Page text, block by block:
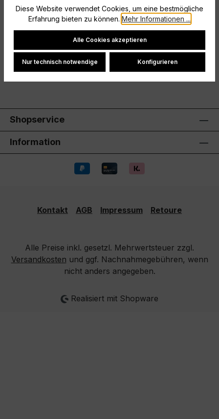
Beschreibung
Ohne InnenslipElastischer Bund mit Kordelzug
Bewertungen
Shopservice
Information
Kontakt AGB Impressum Retoure
Alle Preise inkl. gesetzl. Mehrwertsteuer zzgl.
Versandkosten und ggf. Nachnahmegebühren, wenn
nicht anders angegeben.
Realisiert mit Shopware
Diese Website verwendet Cookies, um eine bestmögliche
Erfahrung bieten zu können. Mehr Informationen ...
Cookie-Einstellungen
Alle Cookies akzeptieren
Nur technisch notwendige Konfigurieren